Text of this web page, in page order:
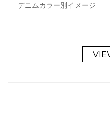
デニムカラー別イメージ